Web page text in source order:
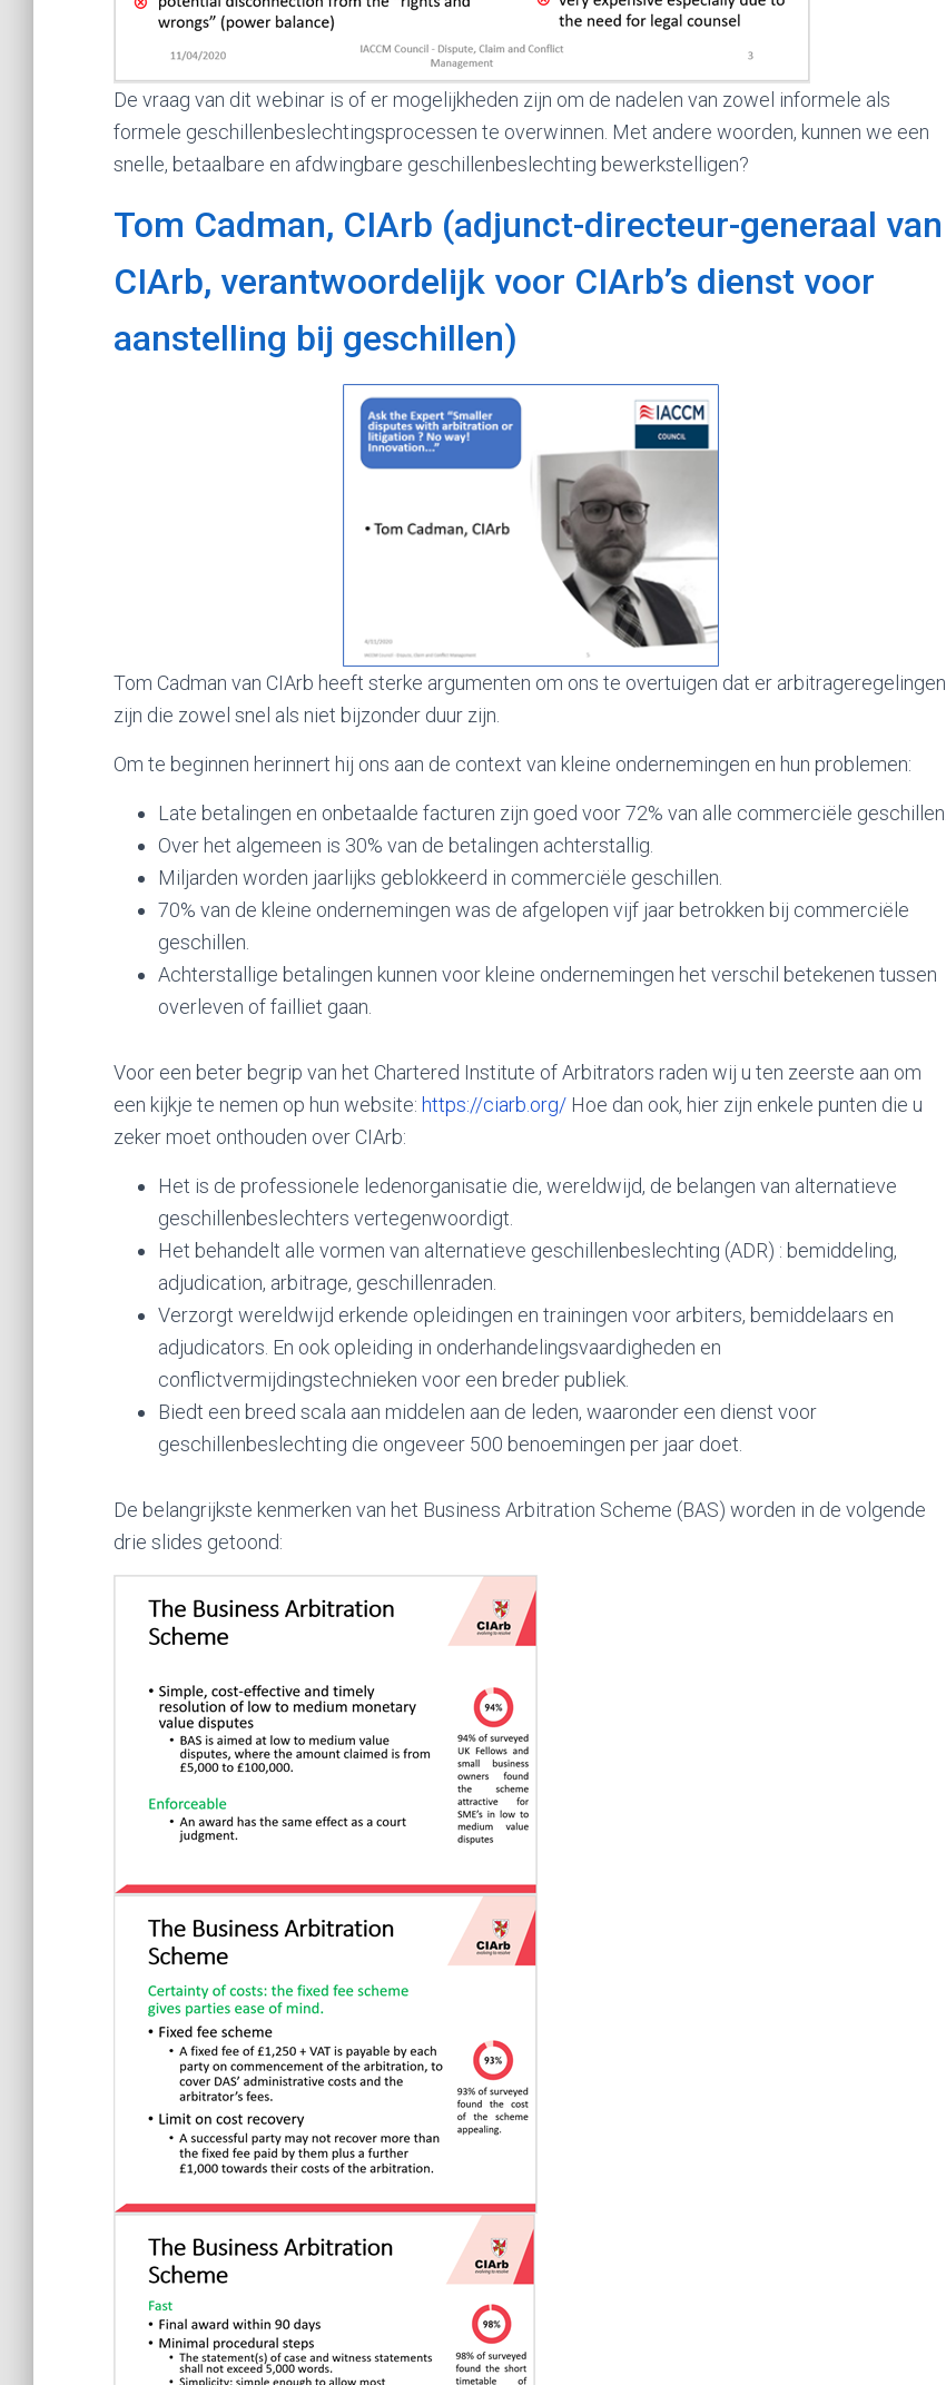
De vraag van dit webinar is of er mogelijkheden zijn om de nadelen van zowel informele als
formele geschillenbeslechtingsprocessen te overwinnen. Met andere woorden, kunnen we een
snelle, betaalbare en afdwingbare geschillenbeslechting bewerkstelligen?
Tom Cadman, CIArb (adjunct-directeur-generaal van
CIArb, verantwoordelijk voor CIArb’s dienst voor
aanstelling bij geschillen)
Tom Cadman van CIArb heeft sterke argumenten om ons te overtuigen dat er arbitrageregelingen
zijn die zowel snel als niet bijzonder duur zijn.
Om te beginnen herinnert hij ons aan de context van kleine ondernemingen en hun problemen:
Late betalingen en onbetaalde facturen zijn goed voor 72% van alle commerciële geschillen.
Over het algemeen is 30% van de betalingen achterstallig.
Miljarden worden jaarlijks geblokkeerd in commerciële geschillen.
70% van de kleine ondernemingen was de afgelopen vijf jaar betrokken bij commerciële
geschillen.
Achterstallige betalingen kunnen voor kleine ondernemingen het verschil betekenen tussen
overleven of failliet gaan.
Voor een beter begrip van het Chartered Institute of Arbitrators raden wij u ten zeerste aan om
een kijkje te nemen op hun website: https://ciarb.org/ Hoe dan ook, hier zijn enkele punten die u
zeker moet onthouden over CIArb:
Het is de professionele ledenorganisatie die, wereldwijd, de belangen van alternatieve
geschillenbeslechters vertegenwoordigt.
Het behandelt alle vormen van alternatieve geschillenbeslechting (ADR) : bemiddeling,
adjudication, arbitrage, geschillenraden.
Verzorgt wereldwijd erkende opleidingen en trainingen voor arbiters, bemiddelaars en
adjudicators. En ook opleiding in onderhandelingsvaardigheden en
conflictvermijdingstechnieken voor een breder publiek.
Biedt een breed scala aan middelen aan de leden, waaronder een dienst voor
geschillenbeslechting die ongeveer 500 benoemingen per jaar doet.
De belangrijkste kenmerken van het Business Arbitration Scheme (BAS) worden in de volgende
drie slides getoond: